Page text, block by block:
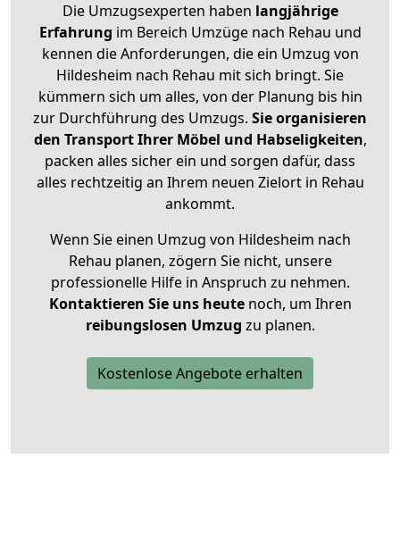
Die Umzugsexperten haben langjährige
Erfahrung im Bereich Umzüge nach Rehau und
kennen die Anforderungen, die ein Umzug von
Hildesheim nach Rehau mit sich bringt. Sie
kümmern sich um alles, von der Planung bis hin
zur Durchführung des Umzugs. Sie organisieren
den Transport Ihrer Möbel und Habseligkeiten,
packen alles sicher ein und sorgen dafür, dass
alles rechtzeitig an Ihrem neuen Zielort in Rehau
ankommt.
Wenn Sie einen Umzug von Hildesheim nach
Rehau planen, zögern Sie nicht, unsere
professionelle Hilfe in Anspruch zu nehmen.
Kontaktieren Sie uns heutenoch, um Ihren
reibungslosen Umzug zu planen.
Kostenlose Angebote erhalten